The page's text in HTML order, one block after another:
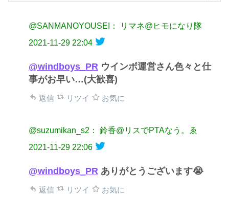
@SANMANOYOUSEI： リマネ@ヒモになり隊
2021-11-29 22:04
@windboys_PR ウインボ運営さん色々と仕
事がお早い…(大歓喜)
返信 リツイ お気に
@suzumikan_s2： 鈴香@リスでPTAなう。ゑ
2021-11-29 22:06
@windboys_PR ありがとうございます😭
返信 リツイ お気に